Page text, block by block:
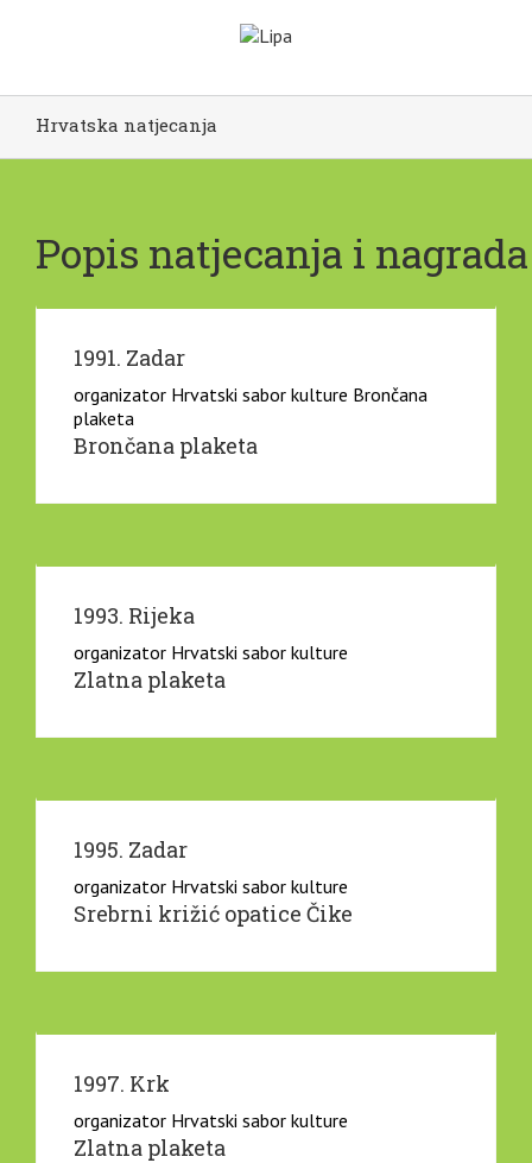
Hrvatska natjecanja
Popis natjecanja i nagrada
1991. Zadar
organizator Hrvatski sabor kulture Brončana
plaketa
Brončana plaketa
1993. Rijeka
organizator Hrvatski sabor kulture
Zlatna plaketa
1995. Zadar
organizator Hrvatski sabor kulture
Srebrni križić opatice Čike
1997. Krk
organizator Hrvatski sabor kulture
Zlatna plaketa